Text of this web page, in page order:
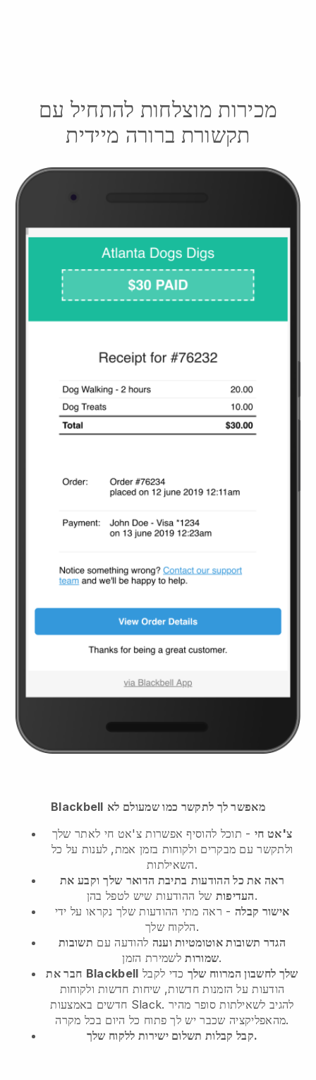
מכירות מוצלחות להתחיל עם
תקשורת ברורה מיידית
Blackbell מאפשר לך לתקשר כמו שמעולם לא
צ'אט חי - תוכל להוסיף אפשרות צ'אט חי לאתר שלך
ולתקשר עם מבקרים ולקוחות בזמן אמת, לענות על כל
השאילתות.
ראה את כל ההודעות בתיבת הדואר שלך וקבע את
העדיפותשל ההודעות שיש לטפל בהן.
אישור קבלה - ראה מתי ההודעות שלך נקראו על ידי
הלקוח שלך.
הגדר תשובות אוטומטיות וענה להודעה עם תשובות
שמורותלשמירת הזמן.
חבר את Blackbell שלך לחשבון המרווח שלך כדי לקבל
הודעות על הזמנות חדשות, שיחות חדשות ולקוחות
חדשים באמצעות Slack. להגיב לשאילתות סופר מהיר
מהאפליקציה שכבר יש לך פתוח כל היום בכל מקרה.
קבל קבלות תשלום ישירות ללקוח שלך.